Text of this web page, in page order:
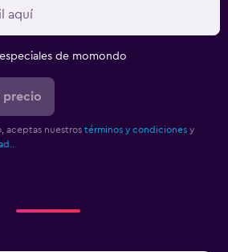
de momondo
precio
aceptas nuestros términos y condiciones y